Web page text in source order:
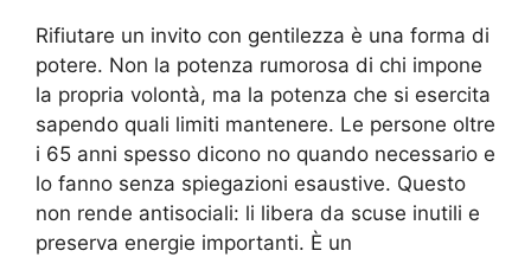
Rifiutare un invito con gentilezza è una forma di
potere. Non la potenza rumorosa di chi impone
la propria volontà, ma la potenza che si esercita
sapendo quali limiti mantenere. Le persone oltre
i 65 anni spesso dicono no quando necessario e
lo fanno senza spiegazioni esaustive. Questo
non rende antisociali: li libera da scuse inutili e
preserva energie importanti. È un